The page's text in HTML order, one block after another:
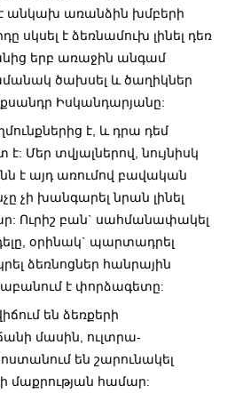
է անկախ առանձին խմբերի
սկսել է ձեռնամուխ լինել դեռ
երբ առաջին անգամ
ծախսել և ծաղիկներ
Իսկանդարյանը:
է, և դրա դեմ
Մեր տվյալներով, նույնիսկ
է այդ առումով բավական
չի խանգարել նրան լինել
Ուրիշ բան` սահմանափակել
օրինակ` պարտադրել
ձեռնոցներ հանրային
է փորձագետը:
են ձեռքերի
մասին, ուլտրա-
են շարունակել
մաքրության համար: